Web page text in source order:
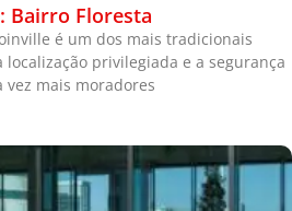
Bairro Floresta
é um dos mais tradicionais
localização privilegiada e a segurança
mais moradores